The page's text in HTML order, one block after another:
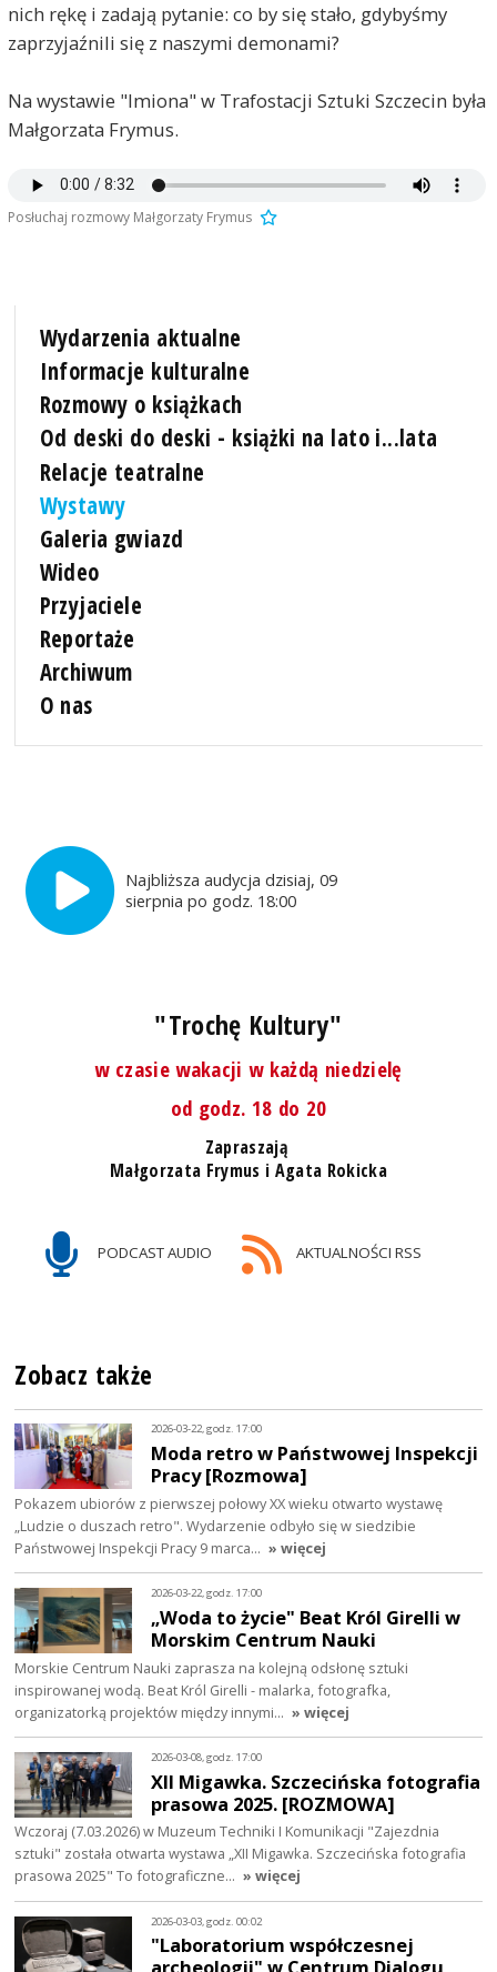
nich rękę i zadają pytanie: co by się stało, gdybyśmy
zaprzyjaźnili się z naszymi demonami?
Na wystawie "Imiona" w Trafostacji Sztuki Szczecin była
Małgorzata Frymus.
Posłuchaj rozmowy Małgorzaty Frymus
Wydarzenia aktualne
Informacje kulturalne
Rozmowy o książkach
Od deski do deski - książki na lato i...lata
Relacje teatralne
Wystawy
Galeria gwiazd
Wideo
Przyjaciele
Reportaże
Archiwum
O nas
Najbliższa audycja dzisiaj, 09
sierpnia po godz. 18:00
"Trochę Kultury"
w czasie wakacji w każdą niedzielę
od godz. 18 do 20
Zapraszają
Małgorzata Frymus i Agata Rokicka
PODCAST AUDIO AKTUALNOŚCI RSS
Zobacz także
2026-03-22, godz. 17:00
Moda retro w Państwowej Inspekcji
Pracy [Rozmowa]
Pokazem ubiorów z pierwszej połowy XX wieku otwarto wystawę
„Ludzie o duszach retro". Wydarzenie odbyło się w siedzibie
Państwowej Inspekcji Pracy 9 marca… » więcej
2026-03-22, godz. 17:00
„Woda to życie" Beat Król Girelli w
Morskim Centrum Nauki
Morskie Centrum Nauki zaprasza na kolejną odsłonę sztuki
inspirowanej wodą. Beat Król Girelli - malarka, fotografka,
organizatorką projektów między innymi… » więcej
2026-03-08, godz. 17:00
XII Migawka. Szczecińska fotografia
prasowa 2025. [ROZMOWA]
Wczoraj (7.03.2026) w Muzeum Techniki I Komunikacji "Zajezdnia
sztuki" została otwarta wystawa „XII Migawka. Szczecińska fotografia
prasowa 2025" To fotograficzne… » więcej
2026-03-03, godz. 00:02
"Laboratorium współczesnej